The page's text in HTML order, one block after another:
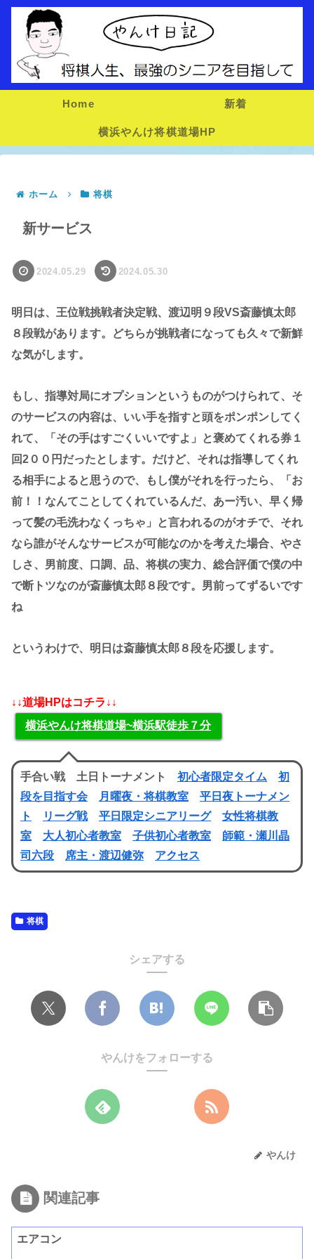
Home 新着
横浜やんけ将棋道場HP
ホーム 将棋
新サービス
2024.05.29 2024.05.30
明日は、王位戦挑戦者決定戦、渡辺明９段VS斎藤慎太郎
８段戦があります。どちらが挑戦者になっても久々で新鮮
な気がします。
もし、指導対局にオプションというものがつけられて、そ
のサービスの内容は、いい手を指すと頭をポンポンしてく
れて、「その手はすごくいいですよ」と褒めてくれる券１
回2００円だったとします。だけど、それは指導してくれ
る相手によると思うので、もし僕がそれを行ったら、「お
前！！なんてことしてくれているんだ、あー汚い、早く帰
って髪の毛洗わなくっちゃ」と言われるのがオチで、それ
なら誰がそんなサービスが可能なのかを考えた場合、やさ
しさ、男前度、口調、品、将棋の実力、総合評価で僕の中
で断トツなのが斎藤慎太郎８段です。男前ってずるいです
ね
というわけで、明日は斎藤慎太郎８段を応援します。
↓↓道場HPはコチラ↓↓
横浜やんけ将棋道場~横浜駅徒歩７分
手合い戦 土日トーナメント 初心者限定タイム
初
段を目指す会
月曜夜・将棋教室
平日夜トーナメン
ト
リーグ戦 平日限定シニアリーグ
女性将棋教
室
大人初心者教室 子供初心者教室
師範・瀬川晶
司六段
席主・渡辺健弥 アクセス
将棋
シェアする
やんけをフォローする
やんけ
関連記事
エアコン